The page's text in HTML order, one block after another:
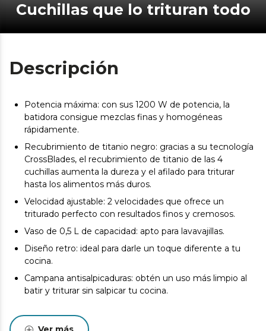
Cuchillas que lo trituran todo
Descripción
Potencia máxima: con sus 1200 W de potencia, la
batidora consigue mezclas finas y homogéneas
rápidamente.
Recubrimiento de titanio negro: gracias a su tecnología
CrossBlades, el recubrimiento de titanio de las 4
cuchillas aumenta la dureza y el afilado para triturar
hasta los alimentos más duros.
Velocidad ajustable: 2 velocidades que ofrece un
triturado perfecto con resultados finos y cremosos.
Vaso de 0,5 L de capacidad: apto para lavavajillas.
Diseño retro: ideal para darle un toque diferente a tu
cocina.
Campana antisalpicaduras: obtén un uso más limpio al
batir y triturar sin salpicar tu cocina.